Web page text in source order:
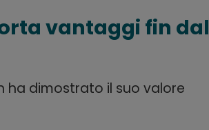
vantaggi fin dal
ha dimostrato il suo valore